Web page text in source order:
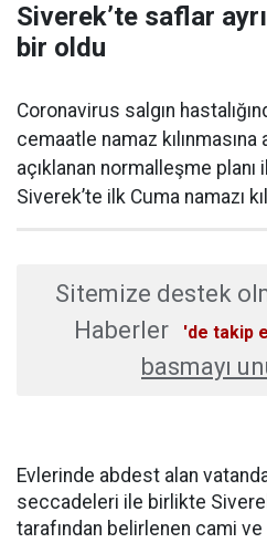
Siverek’te saflar
bir oldu
​Coronavirus salgın
cemaatle namaz
açıklanan normalleşme
Siverek’te ilk Cuma namazı
Sitemize destek
Haberler
'de takip
basmayı
Evlerinde abdest alan
seccadeleri ile birlikte
tarafından belirlenen cami